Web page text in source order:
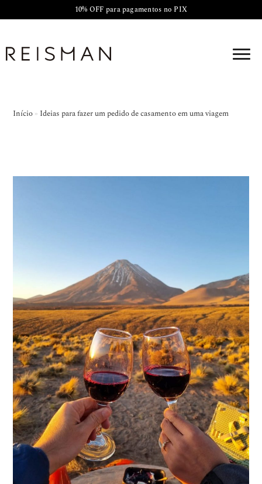
10% OFF para pagamentos no PIX
Início » Ideias para fazer um pedido de casamento em uma viagem